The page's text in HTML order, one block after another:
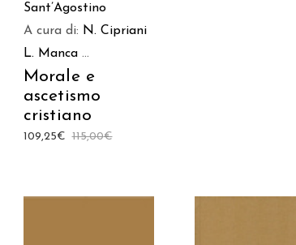
Sant’Agostino
A cura di: N. Cipriani
L. Manca ...
Morale e
ascetismo
cristiano
115,00€
109,25€